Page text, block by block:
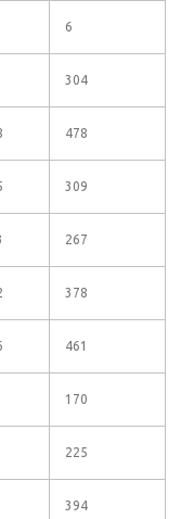
6
304
478
309
267
378
461
170
225
394